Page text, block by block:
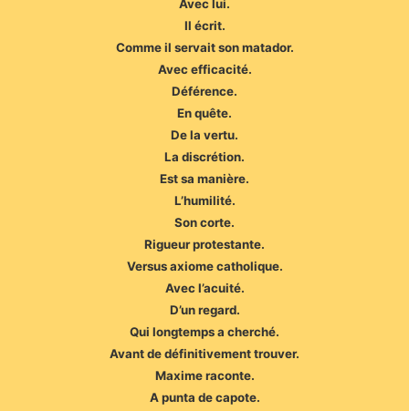
Avec lui.
Il écrit.
Comme il servait son matador.
Avec efficacité.
Déférence.
En quête.
De la vertu.
La discrétion.
Est sa manière.
L’humilité.
Son corte.
Rigueur protestante.
Versus axiome catholique.
Avec l’acuité.
D’un regard.
Qui longtemps a cherché.
Avant de définitivement trouver.
Maxime raconte.
A punta de capote.